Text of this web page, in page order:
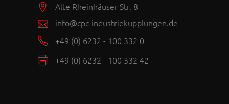
Alte Rheinhäuser Str. 8
info@cpc-industriekupplungen.de
+49 (0) 6232 - 100 332 0
+49 (0) 6232 - 100 332 42